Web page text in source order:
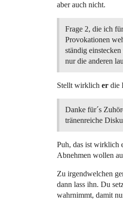
aber auch nicht.
Frage 2, die ich
Provokationen
ständig
nur die anderen
Stellt wirklich er die
Danke für´s
tränenreiche
Puh, das ist wirklich
Abnehmen wollen
Zu irgendwelchen
dann lass ihn. Du
wahrnimmt, damit